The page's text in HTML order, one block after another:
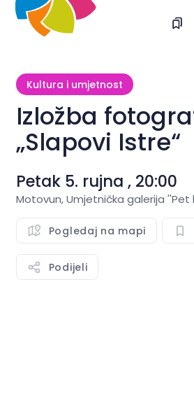
Kultura i umjetnost
Izložba
„Slapovi Istre“
Petak 5. rujna , 20:00
Motovun, Umjetnička galerija ''Pet
Pogledaj na mapi
Podijeli